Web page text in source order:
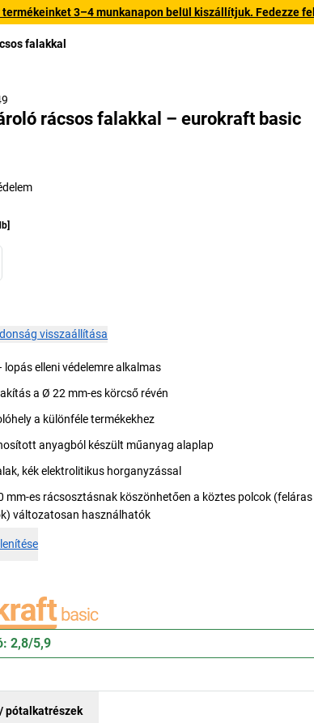
3–4 munkanapon belül kiszállítjuk. Fedezze
falakkal
rácsos falakkal – eurokraft basic
]
visszaállítása
lopás elleni védelemre alkalmas
a Ø 22 mm-es körcső révén
a különféle termékekhez
anyagból készült műanyag alaplap
kék elektrolitikus horganyzással
mm-es rácsosztásnak köszönhetően a köztes polcok (feláras
változatosan használhatók
2,8/5,9
pótalkatrészek